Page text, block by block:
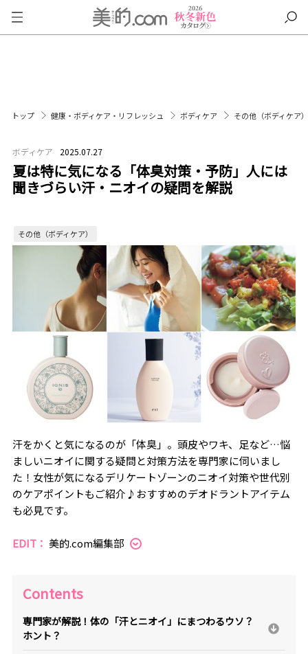
トップ 健康・ボディケア・リフレッシュ ボディケア その他（ボディケア
ボディケア 2025.07.27
夏は特に気になる「体臭対策・予防」人には
聞きづらい汗・ニオイの疑問を解説
その他（ボディケア）
汗をかくと気になるのが「体臭」。頭皮やワキ、足など…悩
ましいニオイに関する疑問と対策方法を専門家に伺いまし
た！女性が気になるデリケートゾーンのニオイ対策や世代別
のケアポイントもご紹介♪おすすめのデオドラントアイテム
も必見です。
EDIT： 美的.com編集部
Contents
専門家が解説！体の「汗とニオイ」にまつわるウソ？
ホント？